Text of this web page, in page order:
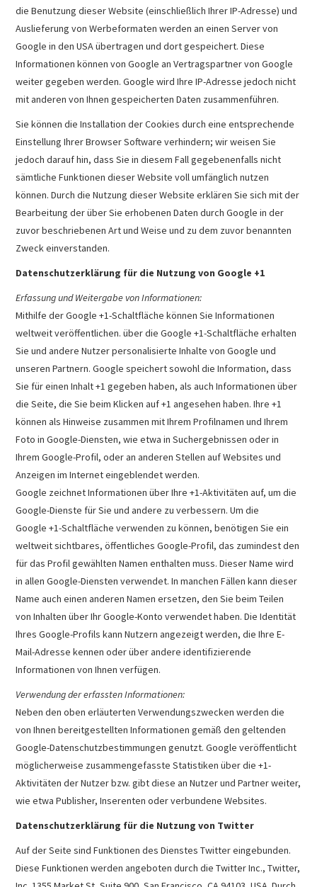
die Benutzung dieser Website (einschließlich Ihrer IP-Adresse) und
Auslieferung von Werbeformaten werden an einen Server von
Google in den USA übertragen und dort gespeichert. Diese
Informationen können von Google an Vertragspartner von Google
weiter gegeben werden. Google wird Ihre IP-Adresse jedoch nicht
mit anderen von Ihnen gespeicherten Daten zusammenführen.
Sie können die Installation der Cookies durch eine entsprechende
Einstellung Ihrer Browser Software verhindern; wir weisen Sie
jedoch darauf hin, dass Sie in diesem Fall gegebenenfalls nicht
sämtliche Funktionen dieser Website voll umfänglich nutzen
können. Durch die Nutzung dieser Website erklären Sie sich mit der
Bearbeitung der über Sie erhobenen Daten durch Google in der
zuvor beschriebenen Art und Weise und zu dem zuvor benannten
Zweck einverstanden.
Datenschutzerklärung für die Nutzung von Google +1
Erfassung und Weitergabe von Informationen:
Mithilfe der Google +1-Schaltfläche können Sie Informationen
weltweit veröffentlichen. über die Google +1-Schaltfläche erhalten
Sie und andere Nutzer personalisierte Inhalte von Google und
unseren Partnern. Google speichert sowohl die Information, dass
Sie für einen Inhalt +1 gegeben haben, als auch Informationen über
die Seite, die Sie beim Klicken auf +1 angesehen haben. Ihre +1
können als Hinweise zusammen mit Ihrem Profilnamen und Ihrem
Foto in Google-Diensten, wie etwa in Suchergebnissen oder in
Ihrem Google-Profil, oder an anderen Stellen auf Websites und
Anzeigen im Internet eingeblendet werden.
Google zeichnet Informationen über Ihre +1-Aktivitäten auf, um die
Google-Dienste für Sie und andere zu verbessern. Um die
Google +1-Schaltfläche verwenden zu können, benötigen Sie ein
weltweit sichtbares, öffentliches Google-Profil, das zumindest den
für das Profil gewählten Namen enthalten muss. Dieser Name wird
in allen Google-Diensten verwendet. In manchen Fällen kann dieser
Name auch einen anderen Namen ersetzen, den Sie beim Teilen
von Inhalten über Ihr Google-Konto verwendet haben. Die Identität
Ihres Google-Profils kann Nutzern angezeigt werden, die Ihre E-
Mail-Adresse kennen oder über andere identifizierende
Informationen von Ihnen verfügen.
Verwendung der erfassten Informationen:
Neben den oben erläuterten Verwendungszwecken werden die
von Ihnen bereitgestellten Informationen gemäß den geltenden
Google-Datenschutzbestimmungen genutzt. Google veröffentlicht
möglicherweise zusammengefasste Statistiken über die +1-
Aktivitäten der Nutzer bzw. gibt diese an Nutzer und Partner weiter,
wie etwa Publisher, Inserenten oder verbundene Websites.
Datenschutzerklärung für die Nutzung von Twitter
Auf der Seite sind Funktionen des Dienstes Twitter eingebunden.
Diese Funktionen werden angeboten durch die Twitter Inc., Twitter,